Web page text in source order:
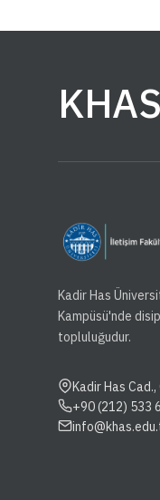
Kadir Has
Kampüsü'nde
topluluğudur.
Kadir Has
+90 (212) 533